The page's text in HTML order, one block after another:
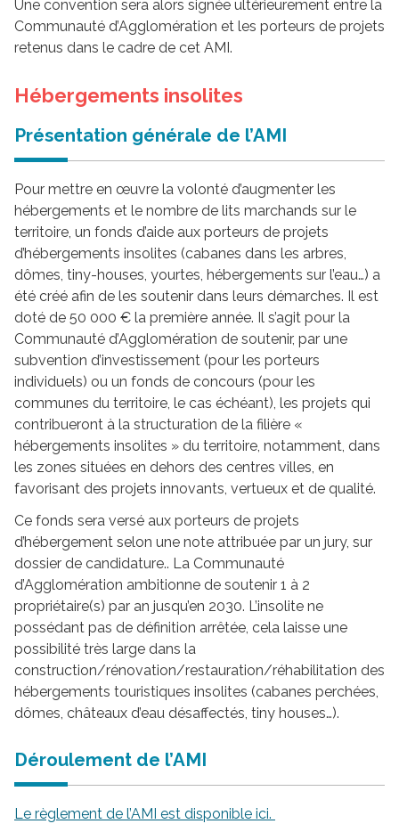
Une convention sera alors signée ultérieurement entre la
Communauté d’Agglomération et les porteurs de projets
retenus dans le cadre de cet AMI.
Hébergements insolites
Présentation générale de l’AMI
Pour mettre en œuvre la volonté d’augmenter les
hébergements et le nombre de lits marchands sur le
territoire, un fonds d’aide aux porteurs de projets
d’hébergements insolites (cabanes dans les arbres,
dômes, tiny-houses, yourtes, hébergements sur l’eau…) a
été créé afin de les soutenir dans leurs démarches. Il est
doté de 50 000 € la première année. Il s’agit pour la
Communauté d’Agglomération de soutenir, par une
subvention d’investissement (pour les porteurs
individuels) ou un fonds de concours (pour les
communes du territoire, le cas échéant), les projets qui
contribueront à la structuration de la filière «
hébergements insolites » du territoire, notamment, dans
les zones situées en dehors des centres villes, en
favorisant des projets innovants, vertueux et de qualité.
Ce fonds sera versé aux porteurs de projets
d’hébergement selon une note attribuée par un jury, sur
dossier de candidature.. La Communauté
d’Agglomération ambitionne de soutenir 1 à 2
propriétaire(s) par an jusqu’en 2030. L’insolite ne
possédant pas de définition arrêtée, cela laisse une
possibilité très large dans la
construction/rénovation/restauration/réhabilitation des
hébergements touristiques insolites (cabanes perchées,
dômes, châteaux d’eau désaffectés, tiny houses…).
Déroulement de l’AMI
Le règlement de l’AMI est disponible ici.